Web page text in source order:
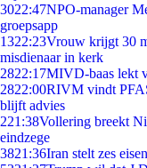
3022:47NPO-manager
groepsapp
1322:23Vrouw krijgt 30
misdienaar in kerk
2822:17MIVD-baas lekt
2822:00RIVM vindt
blijft advies
221:38Vollering breekt
eindzege
3821:36Iran stelt zes